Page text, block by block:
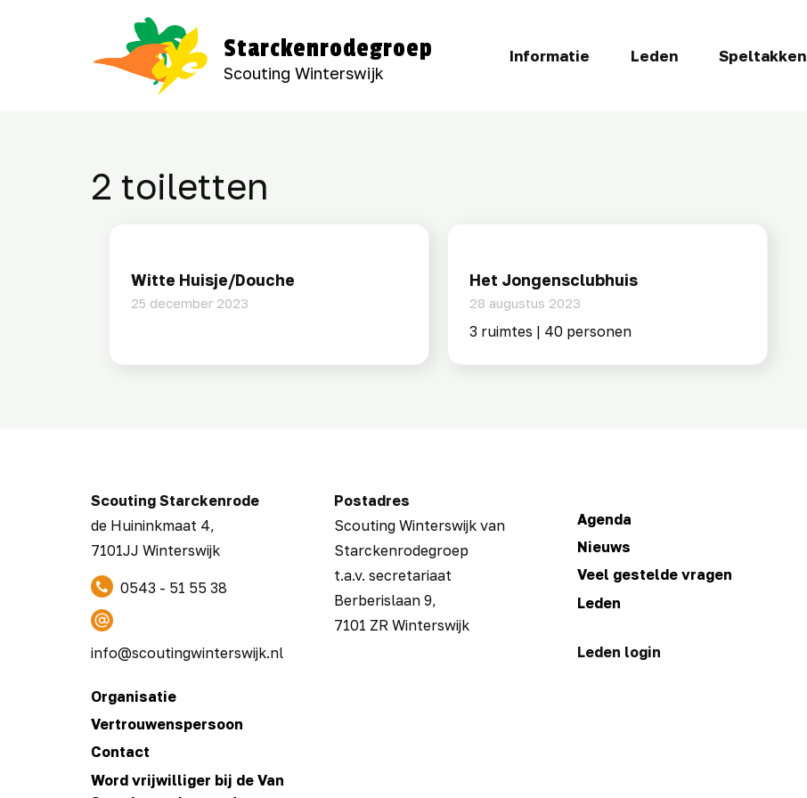
Starckenrodegroep
Scouting Winterswijk
Informatie Leden Speltakken
2 toiletten
Witte Huisje/Douche
25 december 2023
Het Jongensclubhuis
28 augustus 2023
3 ruimtes | 40 personen
Scouting ​Starckenrode
de Huininkmaat 4,
7101JJ Winterswijk
​ 0543 - 51 55 38
info@scoutingwinterswijk.nl
Organisatie
Vertrouwenspersoon
Contact
Word vrijwilliger bij de Van
Postadres
Scouting Winterswijk van
Starckenrodegroep
t.a.v. secretariaat
Berberislaan 9,
7101 ZR Winterswijk
Agenda
Nieuws
Veel gestelde vragen
Leden
Leden login